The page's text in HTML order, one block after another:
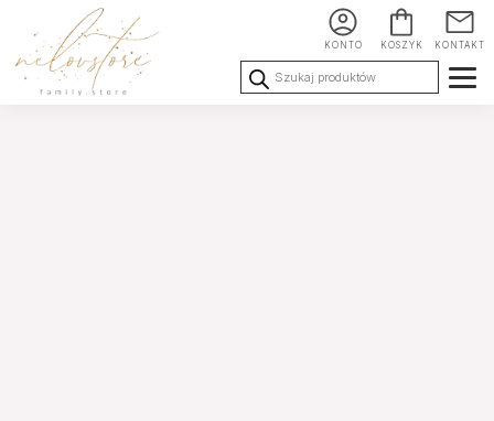
KONTO KOSZYK KONTAKT
Wyszukiwarka
produktów